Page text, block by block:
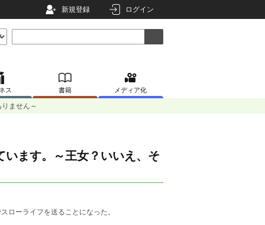
新規登録 ログイン
ス 書籍 メディア化
ません～
ます。～王女？いいえ、そ
ローライフを送ることになった。